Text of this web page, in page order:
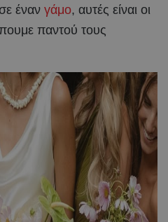
έναν γάμο, αυτές είναι οι
παντού τους